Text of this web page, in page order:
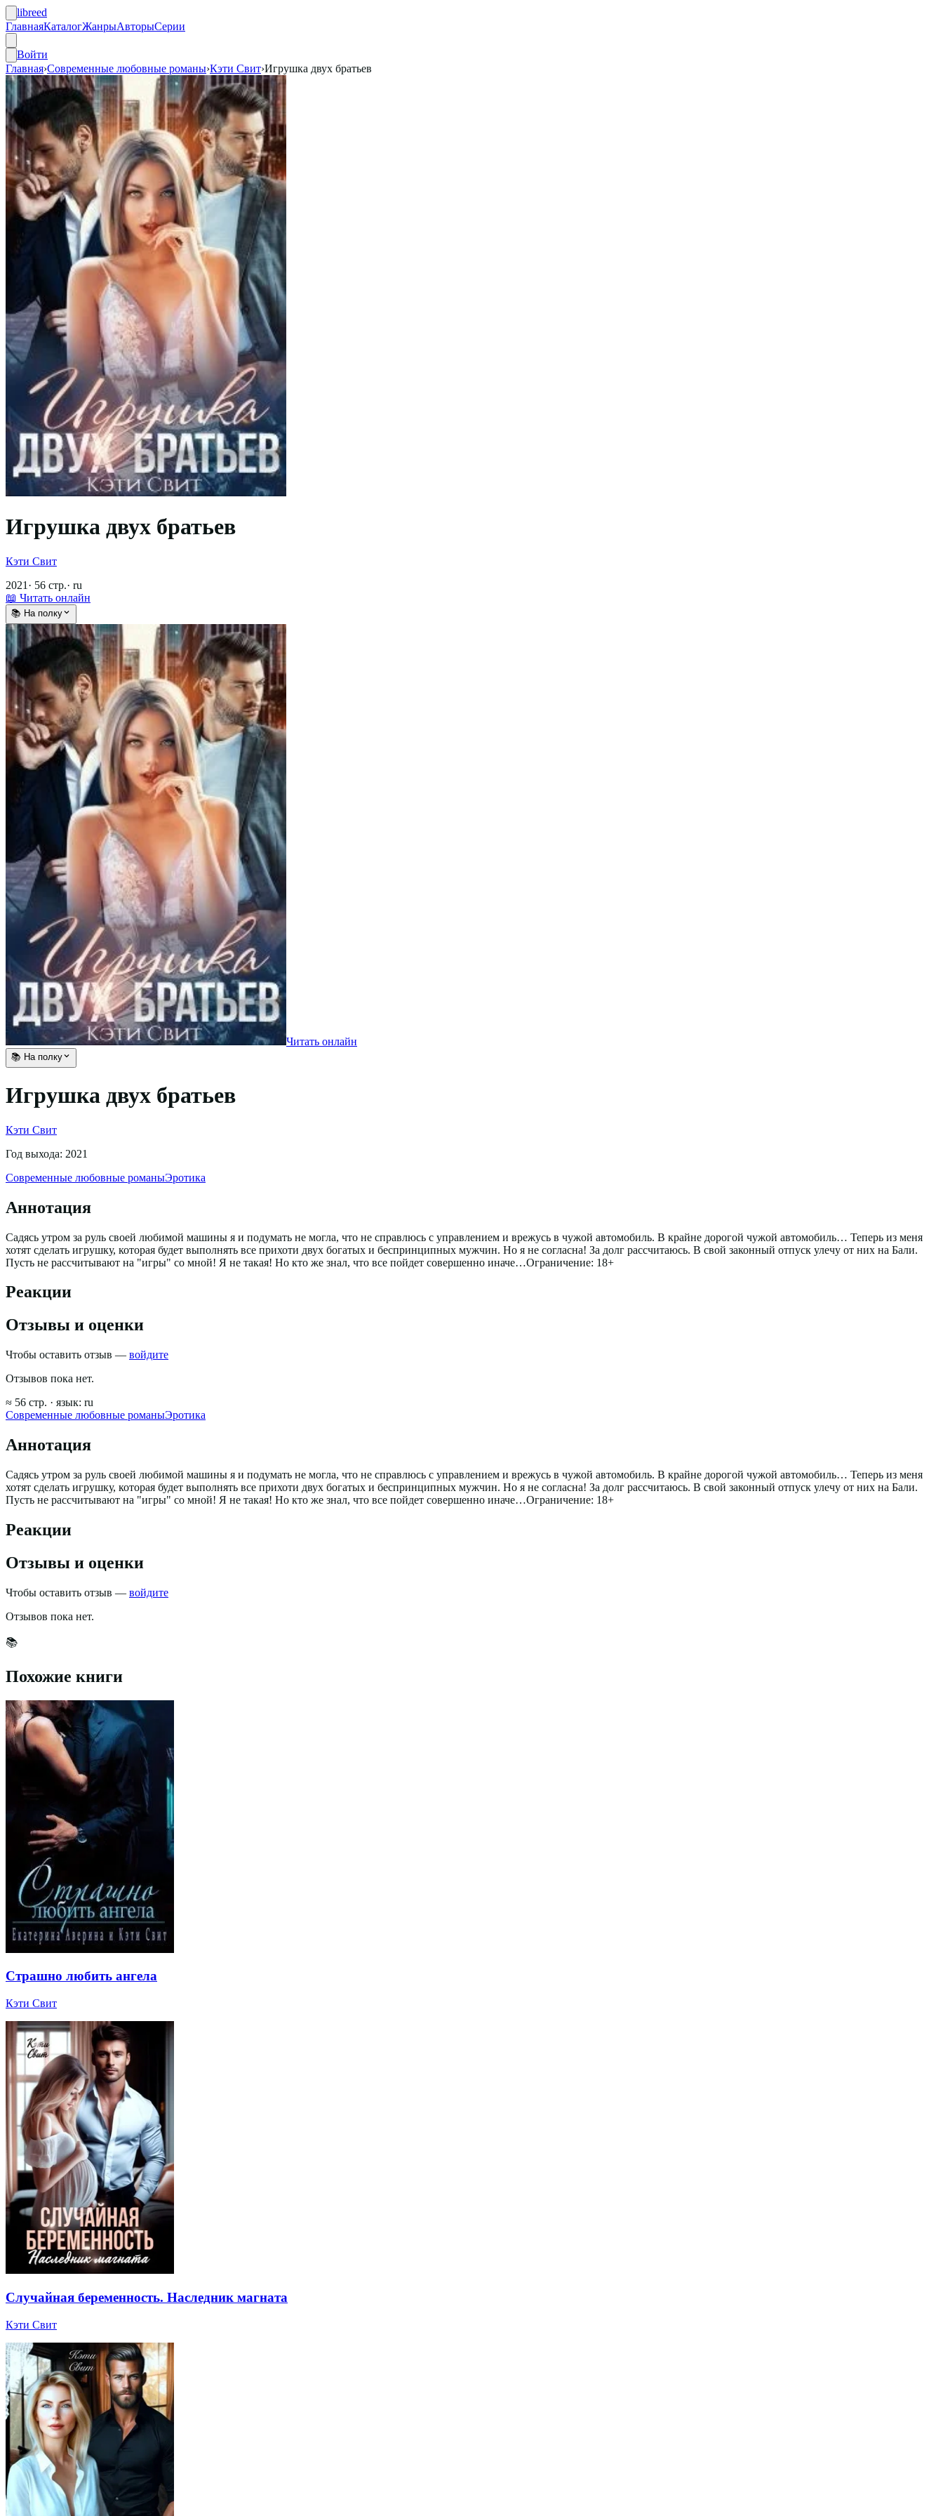
libreed
ГлавнаяКаталогЖанрыАвторыСерии
Войти
Главная›Современные любовные романы›Кэти Свит›Игрушка двух братьев
Игрушка двух братьев
Кэти Свит
2021 · 56 стр.· ru
📖 Читать онлайн
📚 На полку
Читать онлайн
📚 На полку
Игрушка двух братьев
Кэти Свит
Год выхода: 2021
Современные любовные романыЭротика
Аннотация
Садясь утром за руль своей любимой машины я и подумать не могла, что не справлюсь с управлением и врежусь в чужой автомобиль. В крайне дорогой чужой автомобиль… Теперь из меня
хотят сделать игрушку, которая будет выполнять все прихоти двух богатых и беспринципных мужчин. Но я не согласна! За долг рассчитаюсь. В свой законный отпуск улечу от них на Бали.
Пусть не рассчитывают на "игры" со мной! Я не такая! Но кто же знал, что все пойдет совершенно иначе…Ограничение: 18+
Реакции
Отзывы и оценки
Чтобы оставить отзыв — войдите
Отзывов пока нет.
≈ 56 стр. · язык: ru
Современные любовные романыЭротика
Аннотация
Садясь утром за руль своей любимой машины я и подумать не могла, что не справлюсь с управлением и врежусь в чужой автомобиль. В крайне дорогой чужой автомобиль… Теперь из меня
хотят сделать игрушку, которая будет выполнять все прихоти двух богатых и беспринципных мужчин. Но я не согласна! За долг рассчитаюсь. В свой законный отпуск улечу от них на Бали.
Пусть не рассчитывают на "игры" со мной! Я не такая! Но кто же знал, что все пойдет совершенно иначе…Ограничение: 18+
Реакции
Отзывы и оценки
Чтобы оставить отзыв — войдите
Отзывов пока нет.
📚
Похожие книги
Страшно любить ангела
Кэти Свит
Случайная беременность. Наследник магната
Кэти Свит